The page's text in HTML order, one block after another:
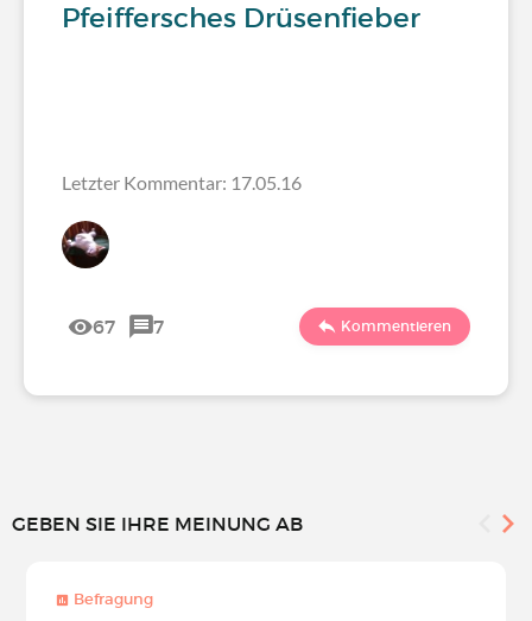
Pfeiffersches Drüsenfieber
Letzter Kommentar: 17.05.16
67 7 Kommentieren
GEBEN SIE IHRE MEINUNG AB
Befragung